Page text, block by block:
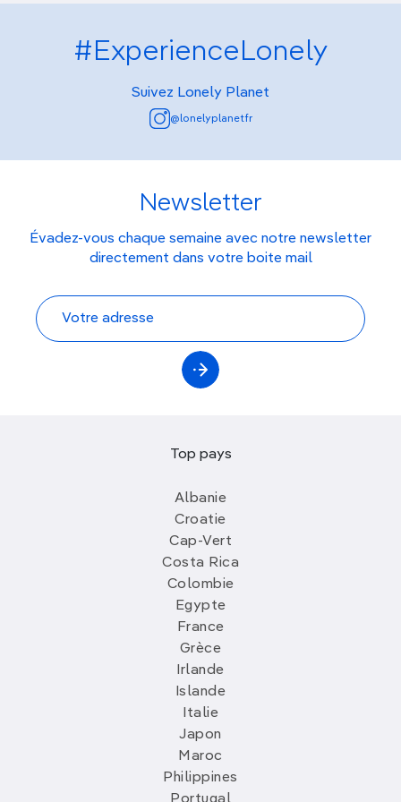
#ExperienceLonely
Suivez Lonely Planet
@lonelyplanetfr
Newsletter
Évadez-vous chaque semaine avec notre newsletter
directement dans votre boite mail
Top pays
Albanie
Croatie
Cap-Vert
Costa Rica
Colombie
Egypte
France
Grèce
Irlande
Islande
Italie
Japon
Maroc
Philippines